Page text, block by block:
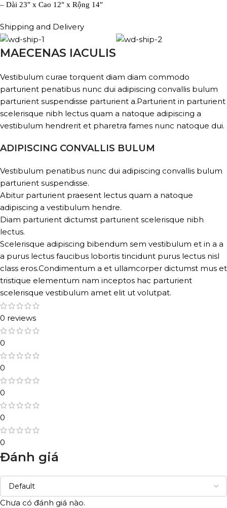
– Dài 23″ x Cao 12″ x Rộng 14″
Shipping and Delivery
MAECENAS IACULIS
Vestibulum curae torquent diam diam commodo
parturient penatibus nunc dui adipiscing convallis bulum
parturient suspendisse parturient a.Parturient in parturient
scelerisque nibh lectus quam a natoque adipiscing a
vestibulum hendrerit et pharetra fames nunc natoque dui.
ADIPISCING CONVALLIS BULUM
Vestibulum penatibus nunc dui adipiscing convallis bulum
parturient suspendisse.
Abitur parturient praesent lectus quam a natoque
adipiscing a vestibulum hendre.
Diam parturient dictumst parturient scelerisque nibh
lectus.
Scelerisque adipiscing bibendum sem vestibulum et in a a
a purus lectus faucibus lobortis tincidunt purus lectus nisl
class eros.Condimentum a et ullamcorper dictumst mus et
tristique elementum nam inceptos hac parturient
scelerisque vestibulum amet elit ut volutpat.
0 reviews
0
0
0
0
0
Đánh giá
Chưa có đánh giá nào.